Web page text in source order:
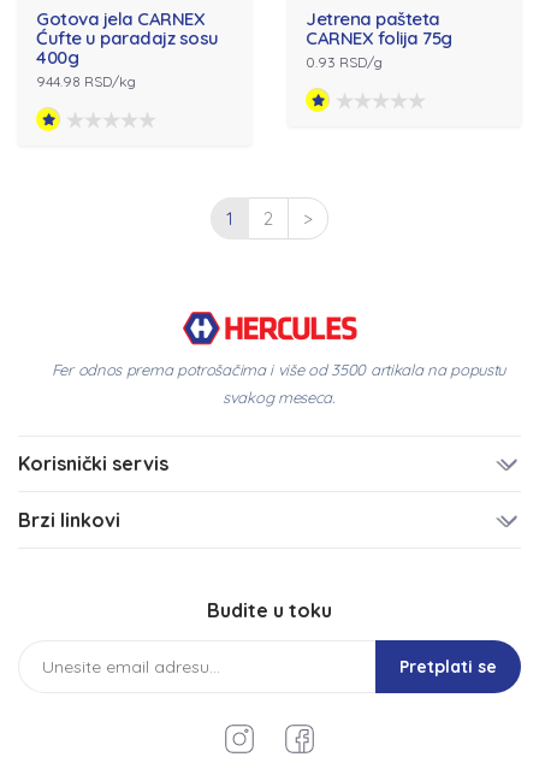
Gotova jela CARNEX
Ćufte u paradajz sosu
400g
944.98 RSD/kg
Jetrena pašteta
CARNEX folija 75g
0.93 RSD/g
1 2 >
Fer odnos prema potrošačima i više od 3500 artikala na popustu
svakog meseca.
Korisnički servis
Brzi linkovi
Budite u toku
Pretplati se